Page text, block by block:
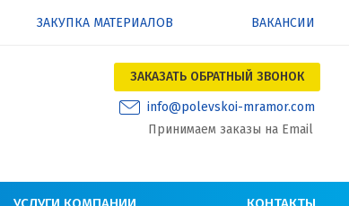
ЗАКУПКА МАТЕРИАЛОВ ВАКАНСИИ
ЗАКАЗАТЬ ОБРАТНЫЙ ЗВОНОК
info@polevskoi-mramor.com
Принимаем заказы на Email